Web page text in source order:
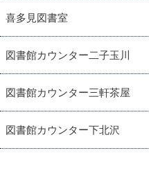
喜多見図書室
図書館カウンター二子玉川
図書館カウンター三軒茶屋
図書館カウンター下北沢